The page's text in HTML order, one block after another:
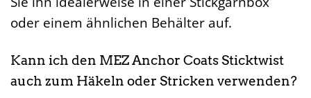
oder einem ähnlichen Behälter auf.
Kann ich den MEZ Anchor Coats Sticktwist
auch zum Häkeln oder Stricken verwenden?